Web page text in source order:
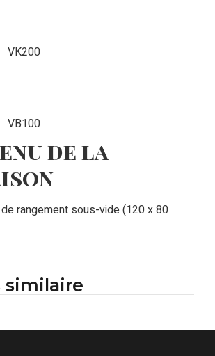
VK200
VB100
de la
rangement sous-vide (120 x 80
similaire